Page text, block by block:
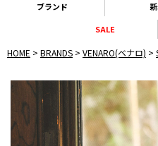
ブランド
SALE
HOME BRANDS VENARO(ベナロ)